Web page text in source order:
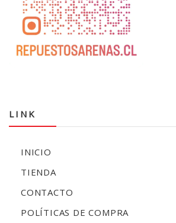
LINK
INICIO
TIENDA
CONTACTO
POLÍTICAS DE COMPRA